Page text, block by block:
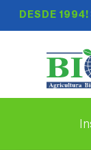
DESDE 1994!